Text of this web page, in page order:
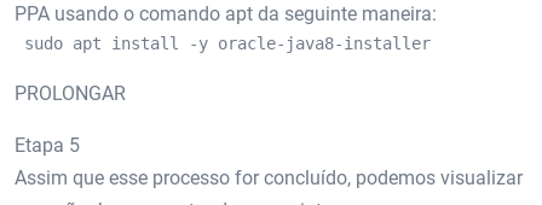
PPA usando o comando apt da seguinte maneira:
sudo apt install -y oracle-java8-installer
PROLONGAR
Etapa 5
Assim que esse processo for concluído, podemos visualizar